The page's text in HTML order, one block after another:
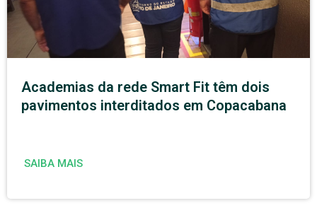
Academias da rede Smart Fit têm dois
pavimentos interditados em Copacabana
SAIBA MAIS